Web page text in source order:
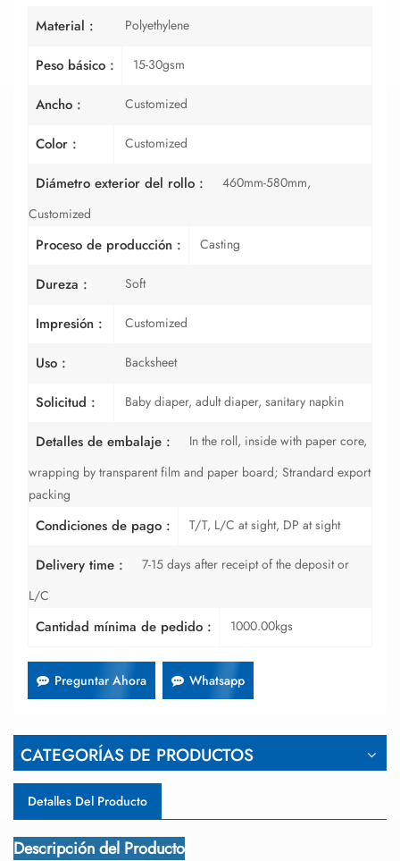
Material : Polyethylene
Peso básico : 15-30gsm
Ancho : Customized
Color : Customized
Diámetro exterior del rollo :
460mm-580mm,
Customized
Proceso de producción : Casting
Dureza : Soft
Impresión : Customized
Uso : Backsheet
Solicitud : Baby diaper, adult diaper, sanitary napkin
Detalles de embalaje :
In the roll, inside with paper core,
wrapping by transparent film and paper board; Strandard export
packing
Condiciones de pago : T/T, L/C at sight, DP at sight
Delivery time :
7-15 days after receipt of the deposit or
L/C
Cantidad mínima de pedido : 1000.00kgs
Preguntar Ahora Whatsapp
CATEGORÍAS DE PRODUCTOS
Detalles Del Producto
Descripción del Producto